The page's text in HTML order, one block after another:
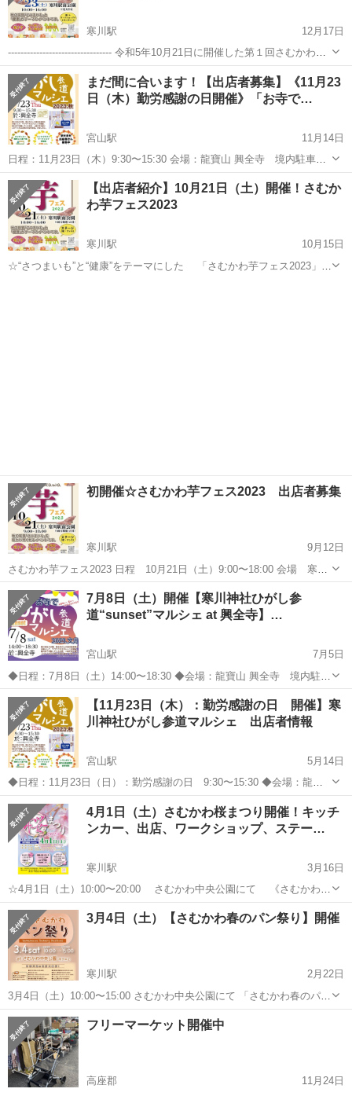
寒川駅
12月17日
--------------------------------- 令和5年10月21日に開催した第１回さむかわ芋
フェスが大盛況に終わり、当日商品を購入できないお客様が続出しま
した。そこで、第１.５回さむかわ芋フェスを12...
神奈川 高座郡 寒川駅 地域/お祭り フェス
まだ間に合います！【出店者募集】《11月23
日（木）勤労感謝の日開催》「お寺で…
宮山駅
11月14日
日程：11月23日（木）9:30〜15:30 会場：龍寶山 興全寺 境内駐車場
（寒川町宮山1785） 出店料：3,500円（税込） 募集内容：テントブー
ス（2.0m×2.0m）のみ ※キッチンカーの募集はして...
神奈川 高座郡 宮山駅 地域/お祭り マルシェ
【出店者紹介】10月21日（土）開催！さむか
わ芋フェス2023
寒川駅
10月15日
☆“さつまいも”と“健康”をテーマにした 「さむかわ芋フェス2023」
初開催☆さむかわ芋フェス2023 出店者募集
寒川駅
9月12日
さむかわ芋フェス2023 日程 10月21日（土）9:00〜18:00 会場 寒川
駅前公園 寒川町観光協会主催の 「秋の健康ウォーク」とコラボした
健康食さつまいもを堪能するイベントです。 ☆出店条件☆ ...
神奈川 高座郡 寒川駅 地域/お祭り フェス
7月8日（土）開催【寒川神社ひがし参
道“sunset”マルシェ at 興全寺】…
宮山駅
7月5日
◆日程：7月8日（土）14:00〜18:30 ◆会場：龍寶山 興全寺 境内駐車
場（寒川町宮山1785） ※寒川神社隣り --------------------------------
-----------...
神奈川 高座郡 宮山駅 地域/お祭り チョコバナナ
【11月23日（木）：勤労感謝の日 開催】寒
川神社ひがし参道マルシェ 出店者情報
宮山駅
5月14日
◆日程：11月23日（日）：勤労感謝の日 9:30〜15:30 ◆会場：龍寶
山 興全寺 境内駐車場（寒川町宮山1785） ※寒川神社隣り --
--------------------------------...
神奈川 高座郡 宮山駅 地域/お祭り 多肉植物
4月1日（土）さむかわ桜まつり開催！キッチ
ンカー、出店、ワークショップ、ステー…
寒川駅
3月16日
☆4月1日（土）10:00〜20:00 さむかわ中央公園にて 《さむかわ桜
まつり》を開催します。 【タイムスケジュール】-------- （第一部）
10:00〜15:00 キッチンカー、出店、ステージ （第...
神奈川 高座郡 寒川駅 地域/お祭り キッチンカー
3月4日（土）【さむかわ春のパン祭り】開催
寒川駅
2月22日
3月4日（土）10:00〜15:00 さむかわ中央公園にて 「さむかわ春のパン
祭り」が開催されます。 神奈川県各地から、21店舗が参加。 いずれも
有名なパン屋さんばかりです。 それぞれの自慢のパンを食べ比べ...
神奈川 高座郡 寒川駅 地域/お祭り
フリーマーケット開催中
高座郡 11月24日